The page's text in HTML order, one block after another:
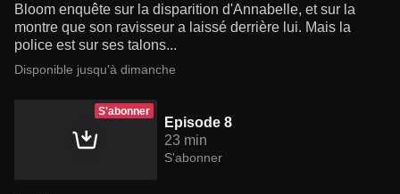
Bloom enquête sur la disparition d'Annabelle, et sur la
montre que son ravisseur a laissé derrière lui. Mais la
police est sur ses talons...
Disponible jusqu'à dimanche
S'abonner
Episode 8
23 min
S'abonner